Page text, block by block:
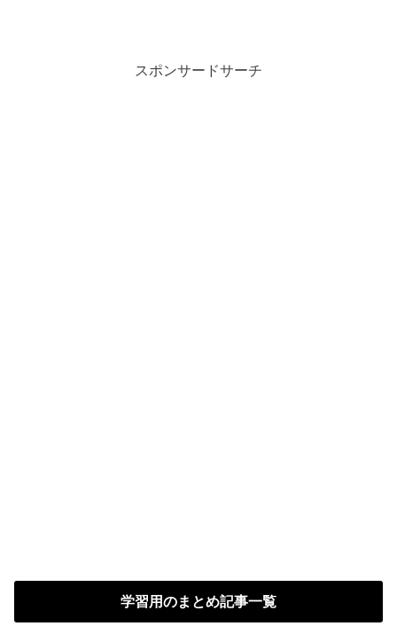
スポンサードサーチ
学習用のまとめ記事一覧